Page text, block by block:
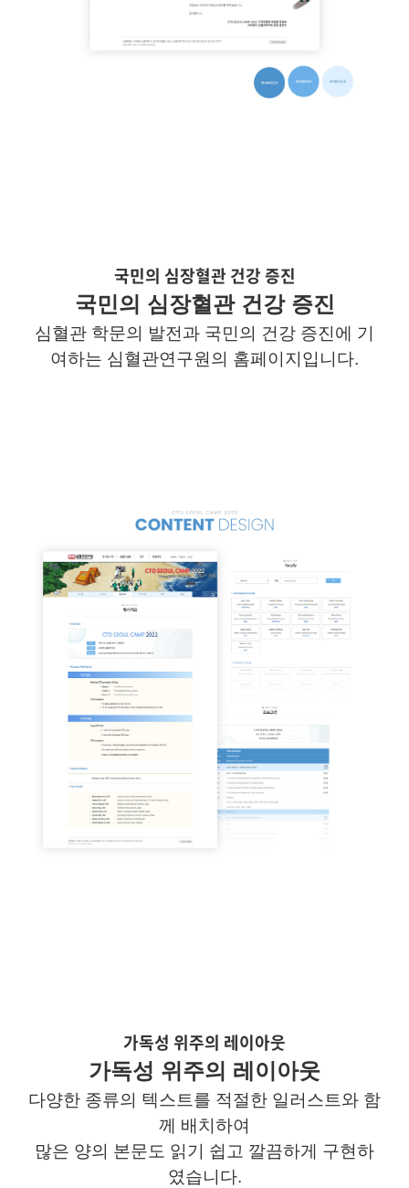
국민의 심장혈관 건강 증진
국민의 심장혈관 건강 증진
심혈관 학문의 발전과 국민의 건강 증진에 기
여하는 심혈관연구원의 홈페이지입니다.
가독성 위주의 레이아웃
가독성 위주의 레이아웃
다양한 종류의 텍스트를 적절한 일러스트와 함
께 배치하여
많은 양의 본문도 읽기 쉽고 깔끔하게 구현하
였습니다.